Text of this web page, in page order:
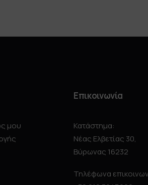
μου
Επικοινωνία
Κατάστημα:
Νέας Ελβετίας 30,
Βύρωνας 16232
Τηλέφωνα